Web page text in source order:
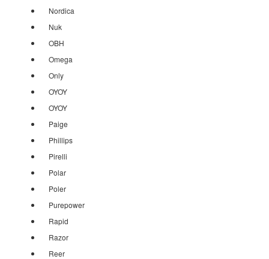
Nordica
Nuk
OBH
Omega
Only
OYOY
OYOY
Paige
Phillips
Pirelli
Polar
Poler
Purepower
Rapid
Razor
Reer